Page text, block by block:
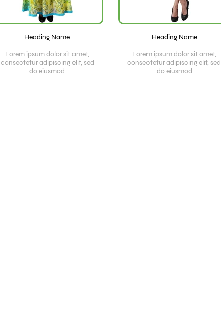
Heading Name
Lorem ipsum dolor sit amet,
consectetur adipiscing elit, sed
do eiusmod
Heading Name
Lorem ipsum dolor sit amet,
consectetur adipiscing elit, sed
do eiusmod